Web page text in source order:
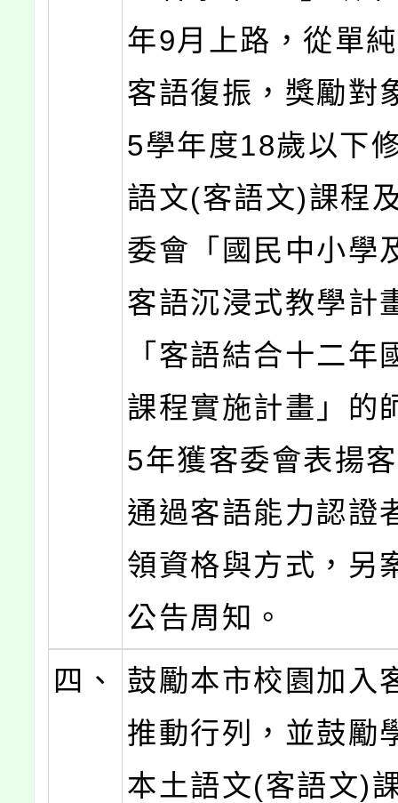
年9月上路，從單
客語復振，獎勵對
5學年度18歲以下
語文(客語文)課程
委會「國民中小學
客語沉浸式教學計
「客語結合十二年
課程實施計畫」的
5年獲客委會表揚
通過客語能力認證
領資格與方式，另
公告周知。
四、
鼓勵本市校園加入
推動行列，並鼓勵
本土語文(客語文)